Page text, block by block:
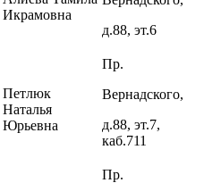
Икрамовна
д.88, эт.6
Петлюк
Наталья
Юрьевна
Пр.
Вернадского,
д.88, эт.7,
каб.711
Пр.